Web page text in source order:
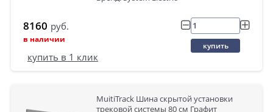
8160 руб.
в наличии
купить
купить в 1 клик
MuitiTrack Шина скрытой установки
трековой системы 80 см Графит